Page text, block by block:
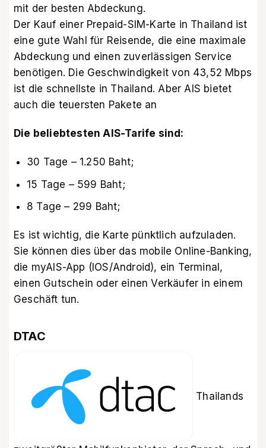
mit der besten Abdeckung.
Der Kauf einer Prepaid-SIM-Karte in Thailand ist
eine gute Wahl für Reisende, die eine maximale
Abdeckung und einen zuverlässigen Service
benötigen. Die Geschwindigkeit von 43,52 Mbps
ist die schnellste in Thailand. Aber AIS bietet
auch die teuersten Pakete an
Die beliebtesten AIS-Tarife sind:
30 Tage – 1.250 Baht;
15 Tage – 599 Baht;
8 Tage – 299 Baht;
Es ist wichtig, die Karte pünktlich aufzuladen.
Sie können dies über das mobile Online-Banking,
die myAIS-App (IOS/Android), ein Terminal,
einen Gutschein oder einen Verkäufer in einem
Geschäft tun.
DTAC
Thailands